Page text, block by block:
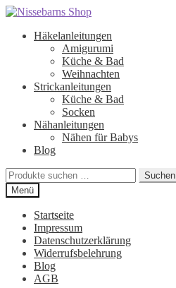
Zur
springen
Zum
springenHäkelanleitungen
Amigurumi
Küche & Bad
Weihnachten
Strickanleitungen
Küche & Bad
Socken
Nähanleitungen
Nähen für Babys
Blog
Suchen
nach:
Suchen
Menü
Startseite
Impressum
Datenschutzerklärung
Widerrufsbelehrung
Blog
AGB